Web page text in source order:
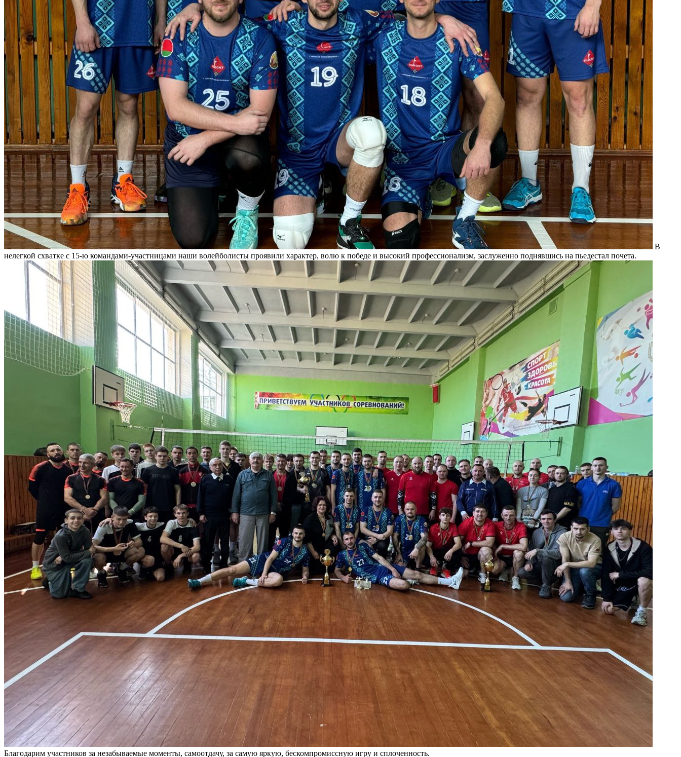
В
нелегкой схватке с 15-ю командами-участницами наши волейболисты проявили характер, волю к победе и высокий профессионализм, заслуженно поднявшись на пьедестал почета.
Благодарим участников за незабываемые моменты, самоотдачу, за самую яркую, бескомпромиссную игру и сплоченность.